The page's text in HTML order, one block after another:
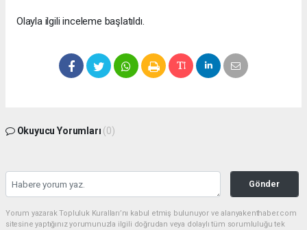
Olayla ilgili inceleme başlatıldı.
Okuyucu Yorumları (0)
Gönder
Yorum yazarak Topluluk Kuralları’nı kabul etmiş bulunuyor ve alanyakenthaber.com
sitesine yaptığınız yorumunuzla ilgili doğrudan veya dolaylı tüm sorumluluğu tek